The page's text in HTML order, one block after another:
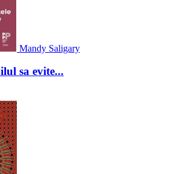
Mandy Saligary
sa evite...